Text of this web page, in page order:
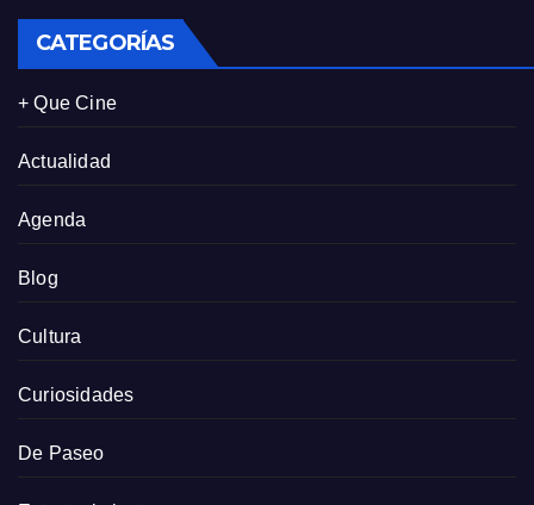
CATEGORÍAS
+ Que Cine
Actualidad
Agenda
Blog
Cultura
Curiosidades
De Paseo